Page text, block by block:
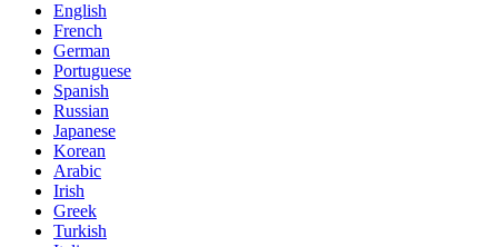
English
French
German
Portuguese
Spanish
Russian
Japanese
Korean
Arabic
Irish
Greek
Turkish